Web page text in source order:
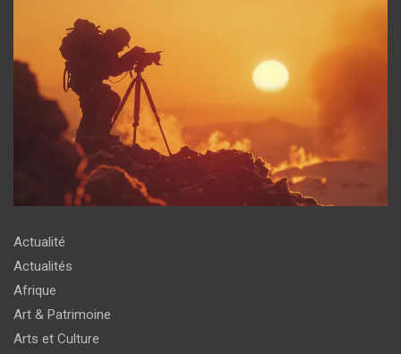
Actualité
Actualités
Afrique
Art & Patrimoine
Arts et Culture